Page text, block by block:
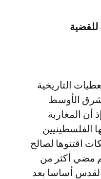
التاريخية
الأوسط
أن المغاربة
الفلسطينيين
اقتنوها لصالح
مضي أكثر من
القدس أساسا بعد